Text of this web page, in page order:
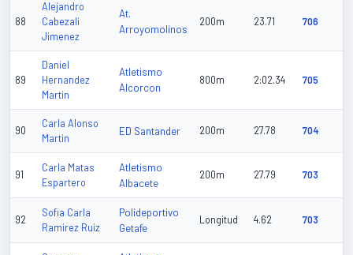
88
Alejandro
Cabezali
Jimenez
At.
Arroyomolinos
200m 23.71 706
89
Daniel
Hernandez
Martin
Atletismo
Alcorcon
800m 2:02.34 705
90
Carla Alonso
Martin
ED Santander 200m 27.78 704
91
Carla Matas
Espartero
Atletismo
Albacete
200m 27.79 703
92
Sofia Carla
Ramirez Ruiz
Polideportivo
Getafe
Longitud 4.62 703